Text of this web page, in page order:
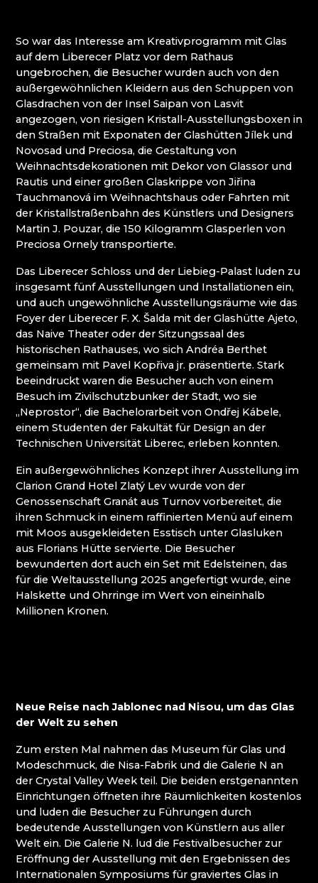
DETESK
EVANS ATELIER
FABOS
G&B BEADS / MUSEUM FÜR
PERLENHERSTELLUNG
GLAS BERÁNEK
GLASS PESNIČÁK
GLASSUNICUM
HOTEL JEŠTĚD
IQLANDIA
IVAN KOLMAN
JABLONEC NAD NISOU: HÖHERE SCHULE FÜR
HANDWERK UND DIENSTLEISTUNGEN
JABLONEC NAD NISOU: SEKUNDARSCHULE
BERUFSSCHULE
JESCHKEN (JEŠTĚD) - LEHRPFAD LASVIT
KIRCHE ZUR GEBURT DES HL. JOHANNES DES
TÄUFERS / KOSTEL NAROZENÍ SV. JANA
KŘTITELE
KRISTALL-PARADIES
KULTIVAR
KULTUR - UND INFORMATIONSZENTRUM
RIEDEL VILLA DESSENDORF /DESNÁ
LUCID
MARCELA RŮŽIČKOVÁ
MARTIN GŐRNER, LAUSITZER GLASS LSG
MARTINA JOSÍFEK - GLASS ART
MUZA ׀ NORDBÖHMISCHES MUSEUM IN
LIBEREC
NISA FACTORY
PERLEX BIJOUX JABLONEC
PETRA LORENC
PRALINQA
PRECIOSA BEAUTY
PRECIOSA ORNELA DESNÁ
PRECIOSA ORNELA ZÁSADA
VITRUM - GLASHÜTTE JANOV NAD NISOU
ČAMBALOVÁ PAVLÍNA
GALERIE GRANÁT
GLAS DÁŠA
GLASSTUDIO OLIVA - OLIVA GLASS
HALAMA GLASS
HANDWERK GASSE TURNOV
JAROŠ - GLASS WORKS
So war das Interesse am Kreativprogramm mit Glas
auf dem Liberecer Platz vor dem Rathaus
ungebrochen, die Besucher wurden auch von den
außergewöhnlichen Kleidern aus den Schuppen von
Glasdrachen von der Insel Saipan von Lasvit
angezogen, von riesigen Kristall-Ausstellungsboxen in
den Straßen mit Exponaten der Glashütten Jílek und
Novosad und Preciosa, die Gestaltung von
Weihnachtsdekorationen mit Dekor von Glassor und
Rautis und einer großen Glaskrippe von Jiřina
Tauchmanová im Weihnachtshaus oder Fahrten mit
der Kristallstraßenbahn des Künstlers und Designers
Martin J. Pouzar, die 150 Kilogramm Glasperlen von
Preciosa Ornely transportierte.
Das Liberecer Schloss und der Liebieg-Palast luden zu
insgesamt fünf Ausstellungen und Installationen ein,
und auch ungewöhnliche Ausstellungsräume wie das
Foyer der Liberecer F. X. Šalda mit der Glashütte Ajeto,
das Naive Theater oder der Sitzungssaal des
historischen Rathauses, wo sich Andréa Berthet
gemeinsam mit Pavel Kopřiva jr. präsentierte. Stark
beeindruckt waren die Besucher auch von einem
Besuch im Zivilschutzbunker der Stadt, wo sie
„Neprostor“, die Bachelorarbeit von Ondřej Kábele,
einem Studenten der Fakultät für Design an der
Technischen Universität Liberec, erleben konnten.
Ein außergewöhnliches Konzept ihrer Ausstellung im
Clarion Grand Hotel Zlatý Lev wurde von der
Genossenschaft Granát aus Turnov vorbereitet, die
ihren Schmuck in einem raffinierten Menü auf einem
mit Moos ausgekleideten Esstisch unter Glasluken
aus Florians Hütte servierte. Die Besucher
bewunderten dort auch ein Set mit Edelsteinen, das
für die Weltausstellung 2025 angefertigt wurde, eine
Halskette und Ohrringe im Wert von eineinhalb
Millionen Kronen.
Neue Reise nach Jablonec nad Nisou, um das Glas
der Welt zu sehen
Zum ersten Mal nahmen das Museum für Glas und
Modeschmuck, die Nisa-Fabrik und die Galerie N an
der Crystal Valley Week teil. Die beiden erstgenannten
Einrichtungen öffneten ihre Räumlichkeiten kostenlos
und luden die Besucher zu Führungen durch
bedeutende Ausstellungen von Künstlern aus aller
Welt ein. Die Galerie N. lud die Festivalbesucher zur
Eröffnung der Ausstellung mit den Ergebnissen des
Internationalen Symposiums für graviertes Glas in